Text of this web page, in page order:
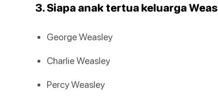
3. Siapa anak tertua keluarga
George Weasley
Charlie Weasley
Percy Weasley